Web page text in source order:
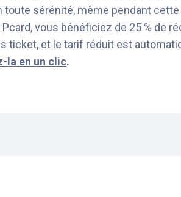
sérénité, même pendant cette
vous bénéficiez de 25 % de
ticket, et le tarif réduit est
la en un clic.